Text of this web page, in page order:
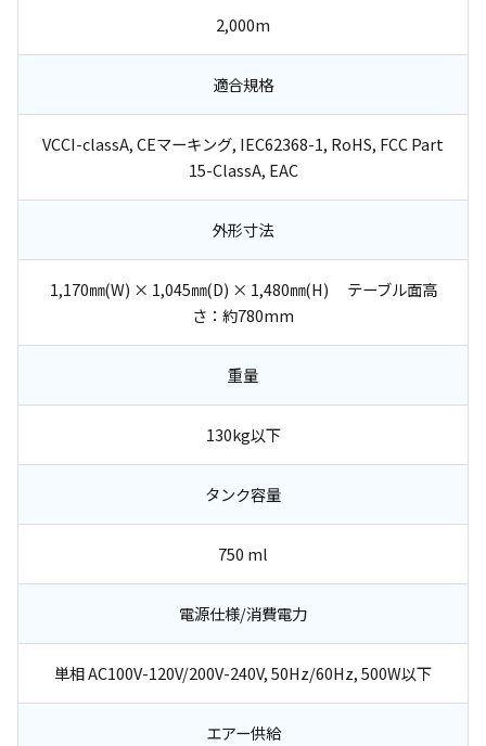
2,000m
適合規格
VCCI-classA, CEマーキング, IEC62368-1, RoHS, FCC Part
15-ClassA, EAC
外形寸法
1,170㎜(W) × 1,045㎜(D) × 1,480㎜(H) テーブル面高
さ：約780mm
重量
130kg以下
タンク容量
750 ml
電源仕様/消費電力
単相 AC100V-120V/200V-240V, 50Hz/60Hz, 500W以下
エアー供給